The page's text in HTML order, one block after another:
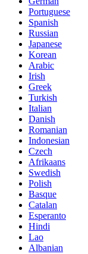
Portuguese
Spanish
Russian
Japanese
Korean
Arabic
Irish
Greek
Turkish
Italian
Danish
Romanian
Indonesian
Czech
Afrikaans
Swedish
Polish
Basque
Catalan
Esperanto
Hindi
Lao
Albanian